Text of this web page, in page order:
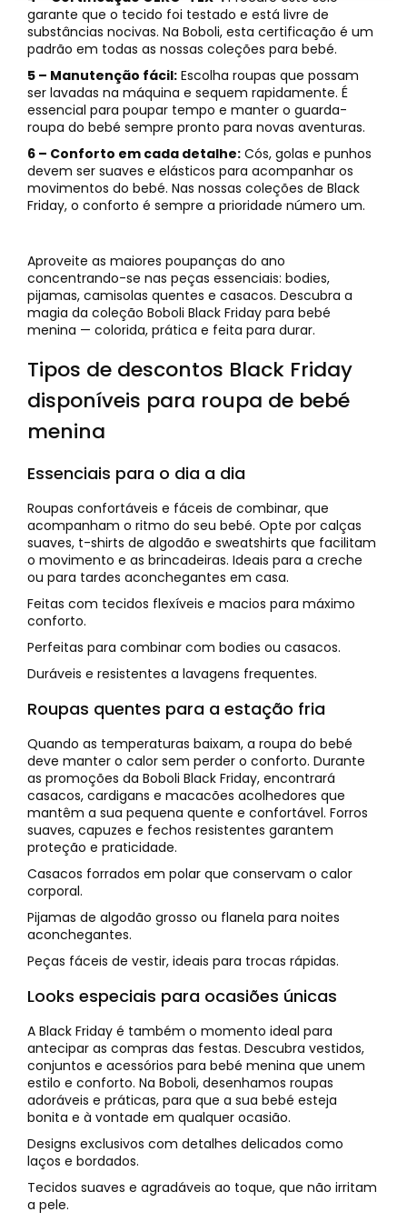
garante que o tecido foi testado e está livre de
substâncias nocivas. Na Boboli, esta certificação é um
padrão em todas as nossas coleções para bebé.
5 – Manutenção fácil: Escolha roupas que possam
ser lavadas na máquina e sequem rapidamente. É
essencial para poupar tempo e manter o guarda-
roupa do bebé sempre pronto para novas aventuras.
6 – Conforto em cada detalhe: Cós, golas e punhos
devem ser suaves e elásticos para acompanhar os
movimentos do bebé. Nas nossas coleções de Black
Friday, o conforto é sempre a prioridade número um.
Aproveite as maiores poupanças do ano
concentrando-se nas peças essenciais: bodies,
pijamas, camisolas quentes e casacos. Descubra a
magia da coleção Boboli Black Friday para bebé
menina — colorida, prática e feita para durar.
Tipos de descontos Black Friday
disponíveis para roupa de bebé
menina
Essenciais para o dia a dia
Roupas confortáveis e fáceis de combinar, que
acompanham o ritmo do seu bebé. Opte por calças
suaves, t-shirts de algodão e sweatshirts que facilitam
o movimento e as brincadeiras. Ideais para a creche
ou para tardes aconchegantes em casa.
Feitas com tecidos flexíveis e macios para máximo
conforto.
Perfeitas para combinar com bodies ou casacos.
Duráveis e resistentes a lavagens frequentes.
Roupas quentes para a estação fria
Quando as temperaturas baixam, a roupa do bebé
deve manter o calor sem perder o conforto. Durante
as promoções da Boboli Black Friday, encontrará
casacos, cardigans e macacões acolhedores que
mantêm a sua pequena quente e confortável. Forros
suaves, capuzes e fechos resistentes garantem
proteção e praticidade.
Casacos forrados em polar que conservam o calor
corporal.
Pijamas de algodão grosso ou flanela para noites
aconchegantes.
Peças fáceis de vestir, ideais para trocas rápidas.
Looks especiais para ocasiões únicas
A Black Friday é também o momento ideal para
antecipar as compras das festas. Descubra vestidos,
conjuntos e acessórios para bebé menina que unem
estilo e conforto. Na Boboli, desenhamos roupas
adoráveis e práticas, para que a sua bebé esteja
bonita e à vontade em qualquer ocasião.
Designs exclusivos com detalhes delicados como
laços e bordados.
Tecidos suaves e agradáveis ao toque, que não irritam
a pele.